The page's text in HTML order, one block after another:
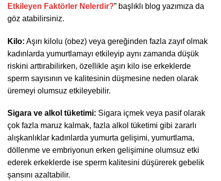
Etkileyen Faktörler Nelerdir?” başlıklı blog yazımıza da
göz atabilirsiniz.
Kilo: Aşırı kilolu (obez) veya gereğinden fazla zayıf olmak
kadınlarda yumurtlamayı etkileyip aynı zamanda düşük
riskini arttırabilirken, özellikle aşırı kilo ise erkeklerde
sperm sayısının ve kalitesinin düşmesine neden olarak
üremeyi olumsuz etkileyebilir.
Sigara ve alkol tüketimi: Sigara içmek veya pasif olarak
çok fazla maruz kalmak, fazla alkol tüketimi gibi zararlı
alışkanlıklar kadınlarda yumurta gelişimi, yumurtlama,
döllenme ve embriyonun erken gelişimine olumsuz etki
ederek erkeklerde ise sperm kalitesini düşürerek gebelik
şansını azaltabilir.